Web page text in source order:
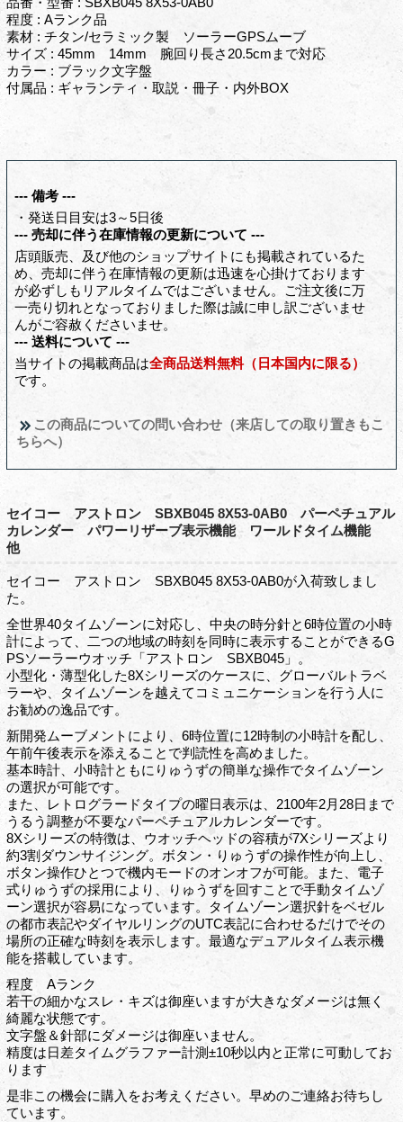
程度 : Aランク品
素材 : チタン/セラミック製 ソーラーGPSムーブ
サイズ : 45mm 14mm 腕回り長さ20.5cmまで対応
カラー : ブラック文字盤
付属品 : ギャランティ・取説・冊子・内外BOX
--- 備考 ---
・発送日目安は3～5日後
--- 売却に伴う在庫情報の更新について ---
店頭販売、及び他のショップサイトにも掲載されているた
め、売却に伴う在庫情報の更新は迅速を心掛けております
が必ずしもリアルタイムではございません。ご注文後に万
一売り切れとなっておりました際は誠に申し訳ございませ
んがご容赦くださいませ。
--- 送料について ---
当サイトの掲載商品は全商品送料無料（日本国内に限る）
です。
この商品についての問い合わせ（来店しての取り置きもこ
ちらへ）
セイコー アストロン SBXB045 8X53-0AB0 パーペチュアル
カレンダー パワーリザーブ表示機能 ワールドタイム機能
他
セイコー アストロン SBXB045 8X53-0AB0が入荷致しまし
た。
全世界40タイムゾーンに対応し、中央の時分針と6時位置の小時
計によって、二つの地域の時刻を同時に表示することができるG
PSソーラーウオッチ「アストロン SBXB045」。
小型化・薄型化した8Xシリーズのケースに、グローバルトラベ
ラーや、タイムゾーンを越えてコミュニケーションを行う人に
お勧めの逸品です。
新開発ムーブメントにより、6時位置に12時制の小時計を配し、
午前午後表示を添えることで判読性を高めました。
基本時計、小時計ともにりゅうずの簡単な操作でタイムゾーン
の選択が可能です。
また、レトログラードタイプの曜日表示は、2100年2月28日まで
うるう調整が不要なパーペチュアルカレンダーです。
8Xシリーズの特徴は、ウオッチヘッドの容積が7Xシリーズより
約3割ダウンサイジング。ボタン・りゅうずの操作性が向上し、
ボタン操作ひとつで機内モードのオンオフが可能。また、電子
式りゅうずの採用により、りゅうずを回すことで手動タイムゾ
ーン選択が容易になっています。タイムゾーン選択針をベゼル
の都市表記やダイヤルリングのUTC表記に合わせるだけでその
場所の正確な時刻を表示します。最適なデュアルタイム表示機
能を搭載しています。
程度 Aランク
若干の細かなスレ・キズは御座いますが大きなダメージは無く
綺麗な状態です。
文字盤＆針部にダメージは御座いません。
精度は日差タイムグラファー計測±10秒以内と正常に可動してお
ります
是非この機会に購入をお考えください。早めのご連絡お待ちし
ています。